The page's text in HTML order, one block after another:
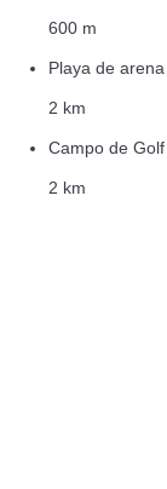
600 m
Playa de
2 km
Campo de
2 km